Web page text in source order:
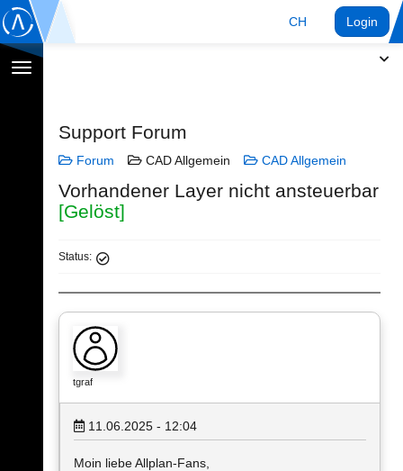
CH Login
Navigation
Support Forum
Forum CAD Allgemein CAD Allgemein
Vorhandener Layer nicht ansteuerbar
[Gelöst]
Status:
tgraf
11.06.2025 - 12:04
Moin liebe Allplan-Fans,